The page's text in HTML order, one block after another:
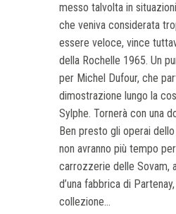
messo talvolta in
che veniva considerata
essere veloce, vince
della Rochelle 1965. Un
per Michel Dufour, che
dimostrazione lungo la
Sylphe. Tornerà con una
Ben presto gli operai
non avranno più tempo
carrozzerie delle Sovam,
d’una fabbrica di
collezione...